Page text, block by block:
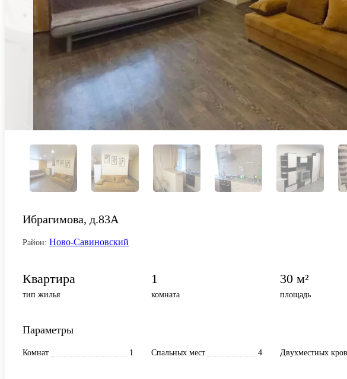
Ибрагимова, д.83А
Район: Ново-Савиновский
Квартира
тип жилья
1
комната
30 м²
площадь
Параметры
Комнат 1 Спальных мест 4 Двухместных